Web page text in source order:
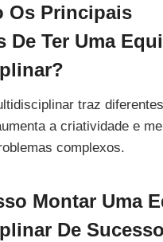
Os Principais
De Ter Uma
traz diferentes
a criatividade e
complexos.
Montar Uma
De